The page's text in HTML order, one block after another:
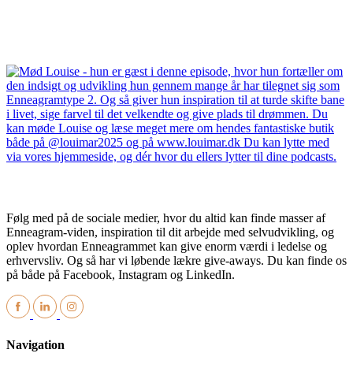
Følg med på de sociale medier, hvor du altid kan finde masser af
Enneagram-viden, inspiration til dit arbejde med selvudvikling, og
oplev hvordan Enneagrammet kan give enorm værdi i ledelse og
erhvervsliv. Og så har vi løbende lækre give-aways. Du kan finde os
på både på Facebook, Instagram og LinkedIn.
Navigation